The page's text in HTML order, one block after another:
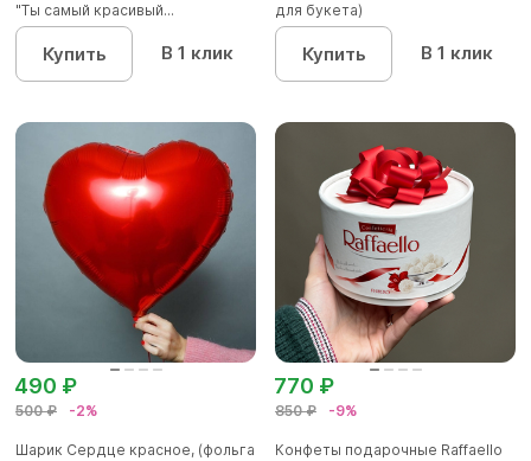
"Ты самый красивый...
Купить В 1 клик
для букета)
Купить В 1 клик
500 ₽ -2%
490 ₽
Шарик Сердце красное, (фольга
850 ₽ -9%
770 ₽
Конфеты подарочные Raffaello